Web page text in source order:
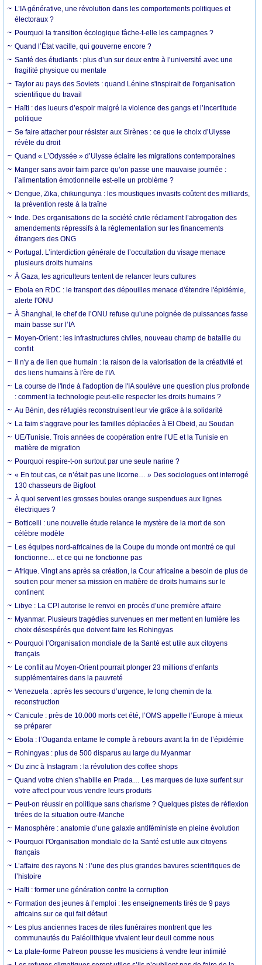
L’IA générative, une révolution dans les comportements politiques et
électoraux ?
Pourquoi la transition écologique fâche-t-elle les campagnes ?
Quand l’État vacille, qui gouverne encore ?
Santé des étudiants : plus d’un sur deux entre à l’université avec une
fragilité physique ou mentale
Taylor au pays des Soviets : quand Lénine s'inspirait de l'organisation
scientifique du travail
Haïti : des lueurs d’espoir malgré la violence des gangs et l’incertitude
politique
Se faire attacher pour résister aux Sirènes : ce que le choix d’Ulysse
révèle du droit
Quand « L’Odyssée » d’Ulysse éclaire les migrations contemporaines
Manger sans avoir faim parce qu’on passe une mauvaise journée :
l’alimentation émotionnelle est-elle un problème ?
Dengue, Zika, chikungunya : les moustiques invasifs coûtent des milliards,
la prévention reste à la traîne
Inde. Des organisations de la société civile réclament l’abrogation des
amendements répressifs à la réglementation sur les financements
étrangers des ONG
Portugal. L’interdiction générale de l’occultation du visage menace
plusieurs droits humains
À Gaza, les agriculteurs tentent de relancer leurs cultures
Ebola en RDC : le transport des dépouilles menace d'étendre l'épidémie,
alerte l'ONU
À Shanghai, le chef de l’ONU refuse qu’une poignée de puissances fasse
main basse sur l’IA
Moyen-Orient : les infrastructures civiles, nouveau champ de bataille du
conflit
Il n'y a de lien que humain : la raison de la valorisation de la créativité et
des liens humains à l'ère de l'IA
La course de l'Inde à l'adoption de l'IA soulève une question plus profonde
: comment la technologie peut-elle respecter les droits humains ?
Au Bénin, des réfugiés reconstruisent leur vie grâce à la solidarité
La faim s’aggrave pour les familles déplacées à El Obeid, au Soudan
UE/Tunisie. Trois années de coopération entre l’UE et la Tunisie en
matière de migration
Pourquoi respire-t-on surtout par une seule narine ?
« En tout cas, ce n’était pas une licorne… » Des sociologues ont interrogé
130 chasseurs de Bigfoot
À quoi servent les grosses boules orange suspendues aux lignes
électriques ?
Botticelli : une nouvelle étude relance le mystère de la mort de son
célèbre modèle
Les équipes nord-africaines de la Coupe du monde ont montré ce qui
fonctionne… et ce qui ne fonctionne pas
Afrique. Vingt ans après sa création, la Cour africaine a besoin de plus de
soutien pour mener sa mission en matière de droits humains sur le
continent
Libye : La CPI autorise le renvoi en procès d’une première affaire
Myanmar. Plusieurs tragédies survenues en mer mettent en lumière les
choix désespérés que doivent faire les Rohingyas
Pourquoi l’Organisation mondiale de la Santé est utile aux citoyens
français
Le conflit au Moyen-Orient pourrait plonger 23 millions d’enfants
supplémentaires dans la pauvreté
Venezuela : après les secours d’urgence, le long chemin de la
reconstruction
Canicule : près de 10.000 morts cet été, l’OMS appelle l’Europe à mieux
se préparer
Ebola : l’Ouganda entame le compte à rebours avant la fin de l’épidémie
Rohingyas : plus de 500 disparus au large du Myanmar
Du zinc à Instagram : la révolution des coffee shops
Quand votre chien s’habille en Prada… Les marques de luxe surfent sur
votre affect pour vous vendre leurs produits
Peut-on réussir en politique sans charisme ? Quelques pistes de réflexion
tirées de la situation outre-Manche
Manosphère : anatomie d’une galaxie antiféministe en pleine évolution
Pourquoi l'Organisation mondiale de la Santé est utile aux citoyens
français
L’affaire des rayons N : l’une des plus grandes bavures scientifiques de
l’histoire
Haïti : former une génération contre la corruption
Formation des jeunes à l’emploi : les enseignements tirés de 9 pays
africains sur ce qui fait défaut
Les plus anciennes traces de rites funéraires montrent que les
communautés du Paléolithique vivaient leur deuil comme nous
La plate-forme Patreon pousse les musiciens à vendre leur intimité